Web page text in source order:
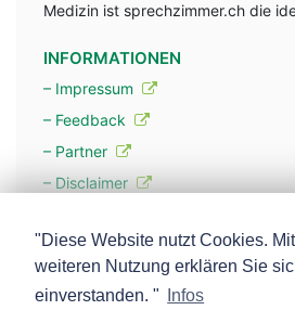
Medizin ist sprechzimmer.ch die
INFORMATIONEN
– Impressum
– Feedback
– Partner
– Disclaimer
– Werbung
– Mehr über unsere Experten
"Diese Website nutzt Cookies.
weiteren Nutzung erklären Sie
einverstanden. "
Infos